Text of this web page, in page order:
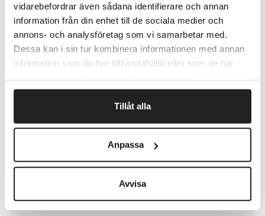
vidarebefordrar även sådana identifierare och annan
information från din enhet till de sociala medier och
annons- och analysföretag som vi samarbetar med.
Dessa kan i sin tur kombinera informationen med annan
information som du har tillhandahållit eller som de har
Tillåt alla
Anpassa
Avvisa
450720 75 x 40 x 200
450717 80 x 45 x 170
451522 80 x 50 x 210
183218 80 x 50 x 240
451623 100 x 60 x 220
4310720 100 x 75 x 200